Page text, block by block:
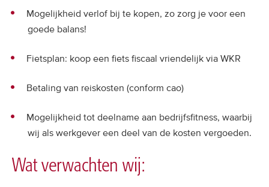
Mogelijkheid verlof bij te kopen, zo zorg je voor een
goede balans!
Fietsplan: koop een fiets fiscaal vriendelijk via WKR
Betaling van reiskosten (conform cao)
Mogelijkheid tot deelname aan bedrijfsfitness, waarbij
wij als werkgever een deel van de kosten vergoeden.
Wat verwachten wij: